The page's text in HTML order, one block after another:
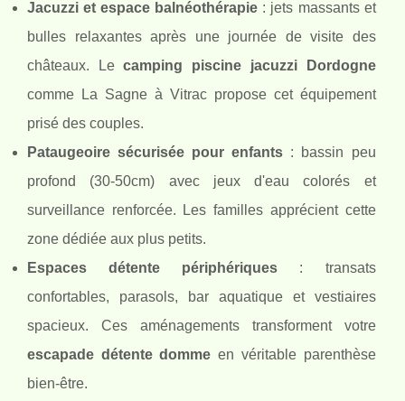
Jacuzzi et espace balnéothérapie : jets massants et
bulles relaxantes après une journée de visite des
châteaux. Lecamping piscine jacuzzi Dordogne
comme La Sagne à Vitrac propose cet équipement
prisé des couples.
Pataugeoire sécurisée pour enfants : bassin peu
profond (30-50cm) avec jeux d'eau colorés et
surveillance renforcée. Les familles apprécient cette
zone dédiée aux plus petits.
Espaces détente périphériques : transats
confortables, parasols, bar aquatique et vestiaires
spacieux. Ces aménagements transforment votre
escapade détente domme en véritable parenthèse
bien-être.